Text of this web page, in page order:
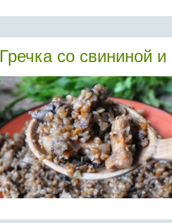
Гречка со свининой